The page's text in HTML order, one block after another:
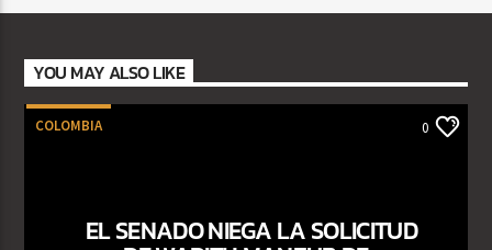
YOU MAY ALSO LIKE
COLOMBIA 0
EL SENADO NIEGA LA SOLICITUD